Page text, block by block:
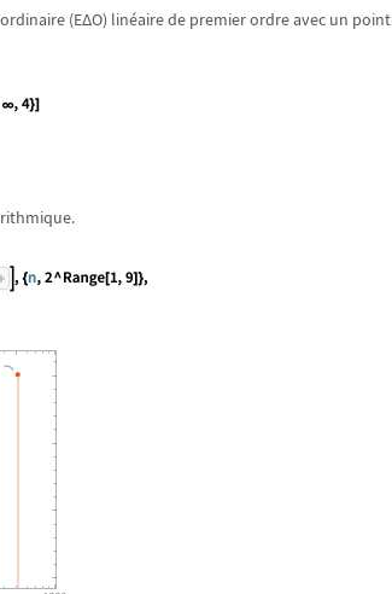
(EΔO) linéaire de premier ordre avec un point